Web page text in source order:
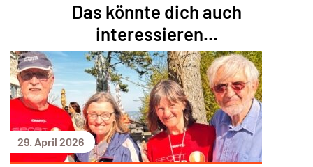
Das könnte dich auch
interessieren...
29. April 2026